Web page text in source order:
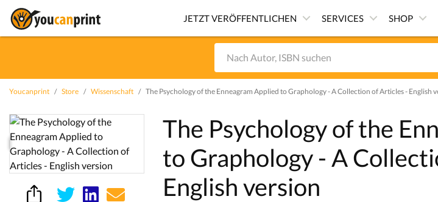
JETZT VERÖFFENTLICHEN SERVICES SHOP
Youcanprint Store Wissenschaft The Psychology of the Enneagram Applied to Graphology - A Collection of Articles - English
The Psychology of the
to Graphology - A
English version